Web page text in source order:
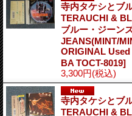
寺内タケシとブ
TERAUCHI &
ブルー・ジーン
JEANS(MINT/
ORIGINAL
BA TOCT-8019]
3,300円(税込)
寺内タケシとブ
TERAUCHI &